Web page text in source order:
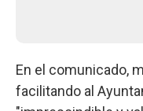
En el comunicado,
facilitando al